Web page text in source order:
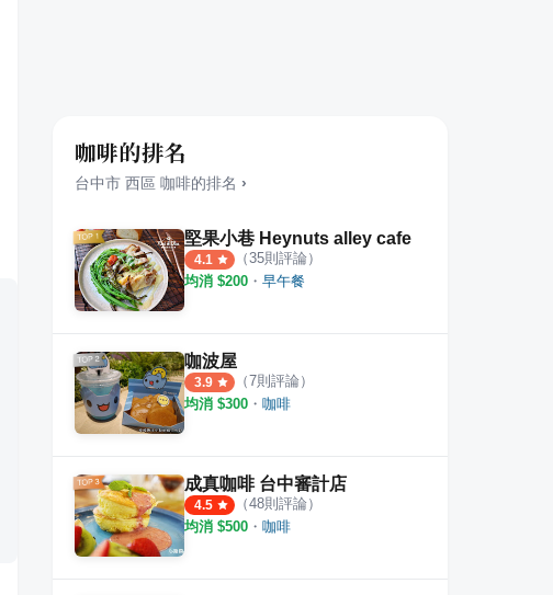
咖啡的排名
台中市 西區 咖啡的排名 ›
堅果小巷 Heynuts alley cafe
4.1 （35則評論）
均消 $200 ・ 早午餐
咖波屋
3.9 （7則評論）
均消 $300 ・ 咖啡
成真咖啡 台中審計店
4.5 （48則評論）
均消 $500 ・ 咖啡